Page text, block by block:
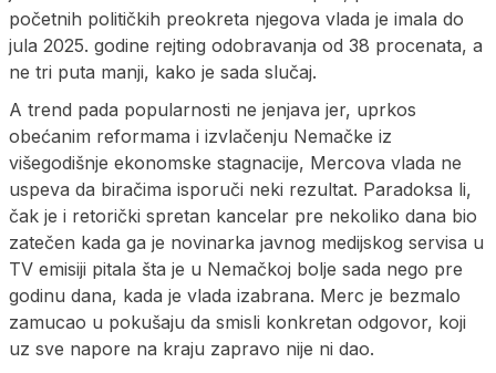
početnih političkih preokreta njegova vlada je imala do
jula 2025. godine rejting odobravanja od 38 procenata, a
ne tri puta manji, kako je sada slučaj.
A trend pada popularnosti ne jenjava jer, uprkos
obećanim reformama i izvlačenju Nemačke iz
višegodišnje ekonomske stagnacije, Mercova vlada ne
uspeva da biračima isporuči neki rezultat. Paradoksa li,
čak je i retorički spretan kancelar pre nekoliko dana bio
zatečen kada ga je novinarka javnog medijskog servisa u
TV emisiji pitala šta je u Nemačkoj bolje sada nego pre
godinu dana, kada je vlada izabrana. Merc je bezmalo
zamucao u pokušaju da smisli konkretan odgovor, koji
uz sve napore na kraju zapravo nije ni dao.